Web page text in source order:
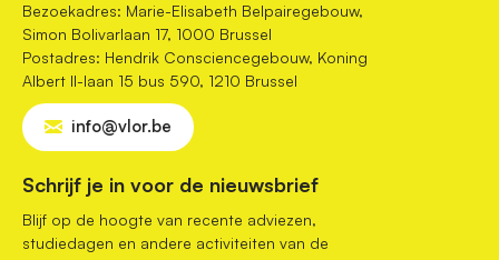
Bezoekadres: Marie-Elisabeth Belpairegebouw,
Simon Bolivarlaan 17, 1000 Brussel
Postadres: Hendrik Consciencegebouw, Koning
Albert II-laan 15 bus 590, 1210 Brussel
info@vlor.be
Schrijf je in voor de nieuwsbrief
Blijf op de hoogte van recente adviezen,
studiedagen en andere activiteiten van de